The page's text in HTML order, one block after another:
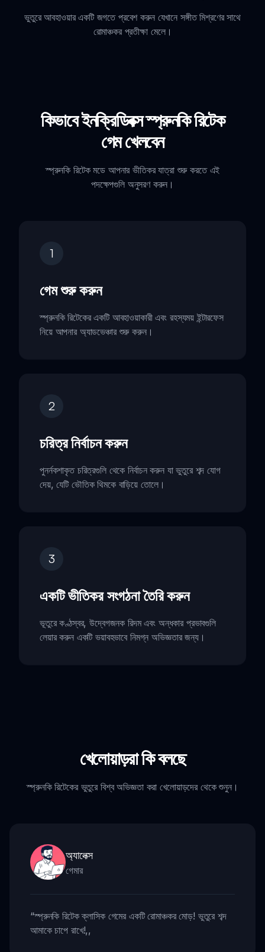
ভুতুরে আবহাওয়ার একটি জগতে প্রবেশ করুন যেখানে সঙ্গীত মিশ্রণের সাথে
রোমাঞ্চকর প্রতীক্ষা মেলে।
কিভাবে ইনক্রিডিবক্স স্প্রুনকি রিটেক
গেম খেলবেন
স্প্রুনকি রিটেক মডে আপনার ভীতিকর যাত্রা শুরু করতে এই
পদক্ষেপগুলি অনুসরণ করুন।
1
গেম শুরু করুন
স্প্রুনকি রিটেকের একটি আবহাওয়াকারী এবং রহস্যময় ইন্টারফেস
নিয়ে আপনার অ্যাডভেঞ্চার শুরু করুন।
2
চরিত্র নির্বাচন করুন
পুনর্নকশাকৃত চরিত্রগুলি থেকে নির্বাচন করুন যা ভুতুরে শব্দ যোগ
দেয়, যেটি ভৌতিক থিমকে বাড়িয়ে তোলে।
3
একটি ভীতিকর সংগঠনা তৈরি করুন
ভূতুরে কণ্ঠস্বর, উদ্বেগজনক রিদম এবং অন্ধকার প্রভাবগুলি
লেয়ার করুন একটি ভয়াবহভাবে নিমগ্ন অভিজ্ঞতার জন্য।
খেলোয়াড়রা কি বলছে
স্প্রুনকি রিটেকের ভুতুরে বিশ্ব অভিজ্ঞতা করা খেলোয়াড়দের থেকে শুনুন।
অ্যালেক্স
গেমার
“স্প্রুনকি রিটেক ক্লাসিক গেমের একটি রোমাঞ্চকর মোড়! ভুতুরে শব্দ
আমাকে চাপে রাখে!,,